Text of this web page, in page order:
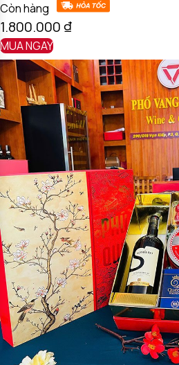
Còn hàng
1.800.000₫
MUA NGAY